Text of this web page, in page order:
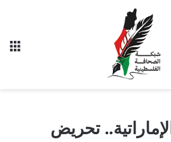
منصة blinx الإماراتية.. تحريض